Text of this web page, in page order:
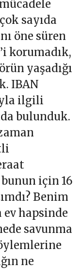
sayıda
öne süren
korumadık,
yaşadığı
IBAN
ilgili
bulunduk.
için 16
Benim
hapsinde
savunma
ne